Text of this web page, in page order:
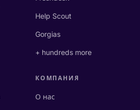
Help Scout
Gorgias
+ hundreds more
КОМПАНИЯ
О нас